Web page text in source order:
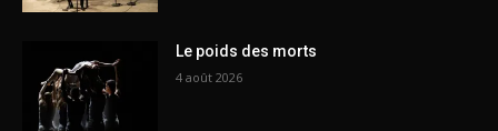
Le poids des morts
4 août 2026